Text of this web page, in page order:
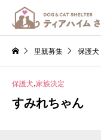
里親募集 保護犬
保護犬,家族決定
すみれちゃん